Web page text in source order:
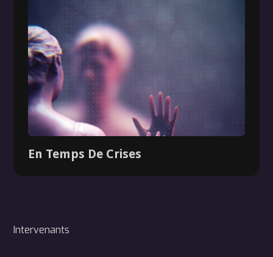
En Temps De Crises
Intervenants